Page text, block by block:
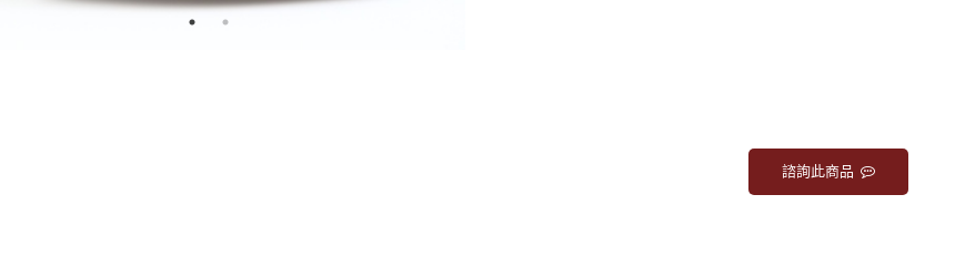
諮詢此商品